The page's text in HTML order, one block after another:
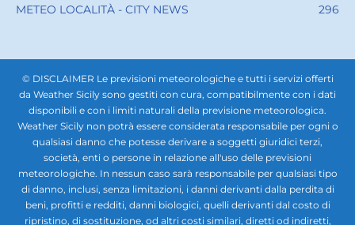
METEO LOCALITÀ - CITY NEWS
296
© DISCLAIMER Le previsioni meteorologiche e tutti i servizi offerti
da Weather Sicily sono gestiti con cura, compatibilmente con i dati
disponibili e con i limiti naturali della previsione meteorologica.
Weather Sicily non potrà essere considerata responsabile per ogni o
qualsiasi danno che potesse derivare a soggetti giuridici terzi,
società, enti o persone in relazione all'uso delle previsioni
meteorologiche. In nessun caso sarà responsabile per qualsiasi tipo
di danno, inclusi, senza limitazioni, i danni derivanti dalla perdita di
beni, profitti e redditi, danni biologici, quelli derivanti dal costo di
ripristino, di sostituzione, od altri costi similari, diretti od indiretti,